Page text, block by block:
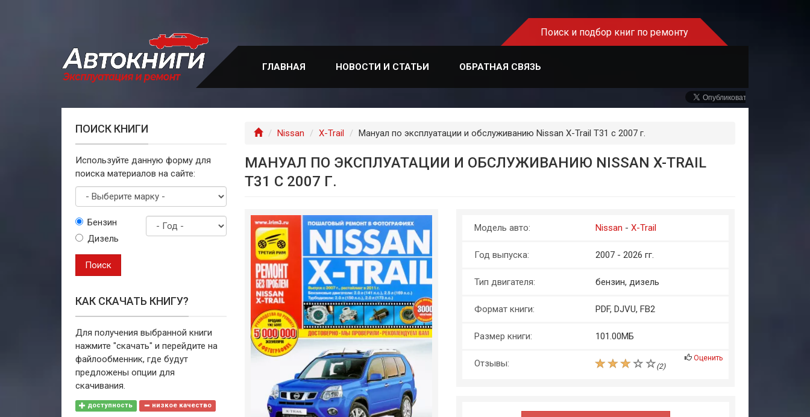
Поиск и подбор книг по ремонту
ГЛАВНАЯ НОВОСТИ И СТАТЬИ ОБРАТНАЯ СВЯЗЬ
Главная
Nissan X-Trail Мануал по эксплуатации и обслуживанию Nissan X-Trail T31 с 2007 г.
МАНУАЛ ПО ЭКСПЛУАТАЦИИ И ОБСЛУЖИВАНИЮ NISSAN X-TRAIL
T31 С 2007 Г.
Модель авто: Nissan -X-Trail
Год выпуска: 2007 - 2026 гг.
Тип двигателя: бензин, дизель
Формат книги: PDF, DJVU, FB2
Размер книги: 101.00МБ
Отзывы: (2)
Оценить
ПОИСК КНИГИ
Используйте данную форму для
поиска материалов на сайте:
маркуБензин
Дизель
Поиск
КАК СКАЧАТЬ КНИГУ?
Для получения выбранной книги
нажмите "скачать" и перейдите на
файлообменник, где будут
предложены опции для
скачивания.
доступность низкое качество